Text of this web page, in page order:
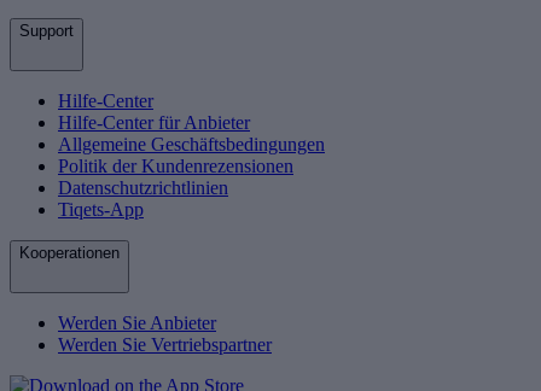
Support
Hilfe-Center
Hilfe-Center für Anbieter
Allgemeine Geschäftsbedingungen
Politik der Kundenrezensionen
Datenschutzrichtlinien
Tiqets-App
Kooperationen
Werden Sie Anbieter
Werden Sie Vertriebspartner